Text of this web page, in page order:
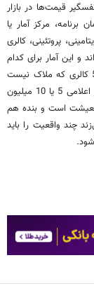
قیمت‌ها در بازار
مرکز آمار یا
پروتئینی، کالری
و این آمار برای کدام
نقطه از کشور است؛ فقط زنده ماندن با دریافت روزانه 50 کالری که ملاک نیست
اما این فقر غذایی و معیشت برای زنده ماندن است و آمار اعلامی 5 یا 10 میلیون
است و بنده هم
چند واقعیت را باید